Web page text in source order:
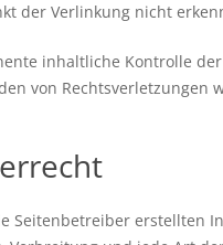
der Verlinkung nicht
inhaltliche Kontrolle
von
Seitenbetreiber erstellten